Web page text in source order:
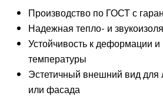
Производство по ГОСТ с
Надежная тепло- и
Устойчивость к деформации
температуры
Эстетичный внешний вид для
или фасада